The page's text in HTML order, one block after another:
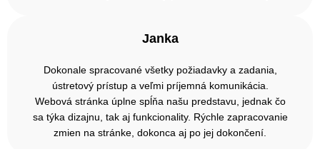
Janka
Dokonale spracované všetky požiadavky a zadania,
ústretový prístup a veľmi príjemná komunikácia.
Webová stránka úplne spĺňa našu predstavu, jednak čo
sa týka dizajnu, tak aj funkcionality. Rýchle zapracovanie
zmien na stránke, dokonca aj po jej dokončení.